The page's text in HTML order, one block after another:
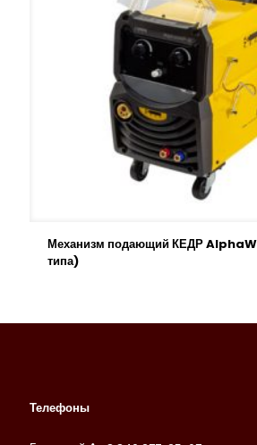
Механизм подающий КЕДР
типа)
Телефоны